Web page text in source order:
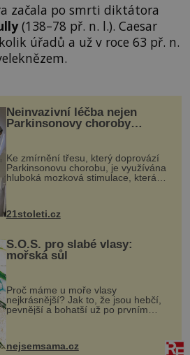
začala po smrti diktátora
(138–78 př. n. l.). Caesar
úřadů a už v roce 63 př. n.
Neinvazivní léčba nejen
Parkinsonovy choroby
Ke zmírnění třesu, který doprovází
Parkinsonovu chorobu, je využívána
hluboká mozková stimulace, která
však vyžaduje vysoce invazivní
k dostatečně přesnému zacílení ...
21stoleti.cz
S.O.S. pro slabé vlasy:
mořská sůl
Proč máme u moře vlasy
nejkrásnější? Jak to, že jsou hebčí,
pevnější a bohatší už po prvním
vlasy. ...
nejsemsama.cz